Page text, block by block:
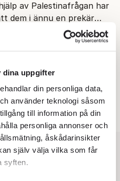
dina uppgifter
din personliga data,
använder teknologi såsom
till information på din
personliga annonser och
åskådarinsikter
själv välja vilka som får
syften.
av Palestinafrågan har
dem i ännu en prekär
där empati övergått i
Kvinnlig omskärelse
forskare vill att
könsstympning ska kallas
praxis” och
avskrivs som